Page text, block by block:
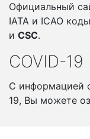
Официальный
IATA и ICAO
и CSC.
COVID-19
С информацией
19, Вы можете